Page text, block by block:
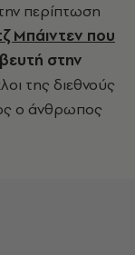
περίπτωση
Μπάιντεν που
στην
της διεθνούς
ο άνθρωπος